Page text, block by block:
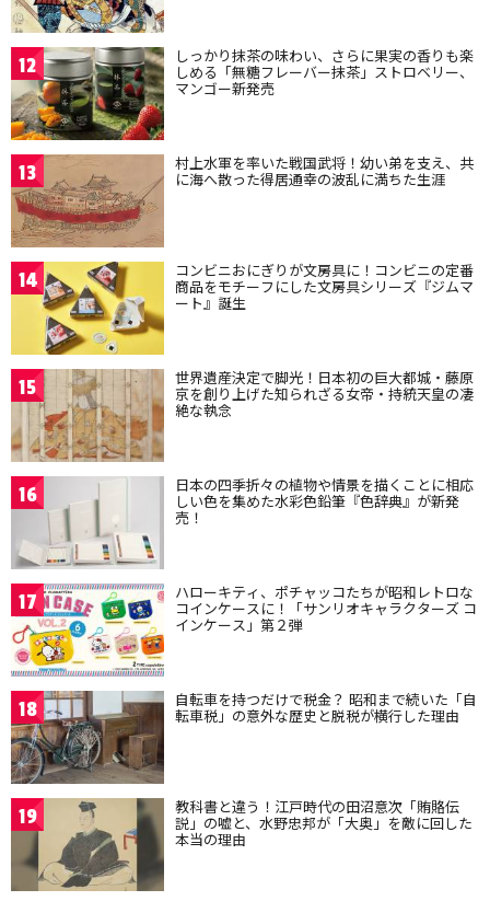
12 しっかり抹茶の味わい、さらに果実の香りも楽
しめる「無糖フレーバー抹茶」ストロベリー、
マンゴー新発売
13 村上水軍を率いた戦国武将！幼い弟を支え、共
に海へ散った得居通幸の波乱に満ちた生涯
14 コンビニおにぎりが文房具に！コンビニの定番
商品をモチーフにした文房具シリーズ『ジムマ
ート』誕生
15 世界遺産決定で脚光！日本初の巨大都城・藤原
京を創り上げた知られざる女帝・持統天皇の凄
絶な執念
16 日本の四季折々の植物や情景を描くことに相応
しい色を集めた水彩色鉛筆『色辞典』が新発
売！
17 ハローキティ、ポチャッコたちが昭和レトロな
コインケースに！「サンリオキャラクターズ コ
インケース」第２弾
18 自転車を持つだけで税金？ 昭和まで続いた「自
転車税」の意外な歴史と脱税が横行した理由
19 教科書と違う！江戸時代の田沼意次「賄賂伝
説」の嘘と、水野忠邦が「大奥」を敵に回した
本当の理由